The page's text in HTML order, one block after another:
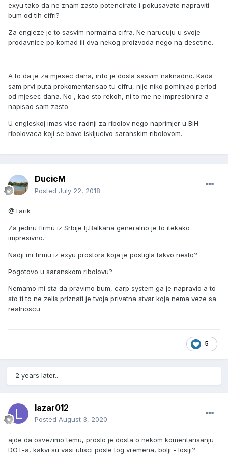
exyu tako da ne znam zasto potencirate i pokusavate napraviti
bum od tih cifri?
Za engleze je to sasvim normalna cifra. Ne narucuju u svoje
prodavnice po komad ili dva nekog proizvoda nego na desetine.
A to da je za mjesec dana, info je dosla sasvim naknadno. Kada
sam prvi puta prokomentarisao tu cifru, nije niko pominjao period
od mjesec dana. No , kao sto rekoh, ni to me ne impresionira a
napisao sam zasto.
U engleskoj imas vise radnji za ribolov nego naprimjer u BiH
ribolovaca koji se bave iskljucivo saranskim ribolovom.
DucicM
Posted July 22, 2018
@Tarik
Za jednu firmu iz Srbije tj.Balkana generalno je to itekako
impresivno.
Nadji mi firmu iz exyu prostora koja je postigla takvo nesto?
Pogotovo u saranskom ribolovu?
Nemamo mi sta da pravimo bum, carp system ga je napravio a to
sto ti to ne zelis priznati je tvoja privatna stvar koja nema veze sa
realnoscu.
5
2 years later...
lazar012
Posted August 3, 2020
ajde da osvezimo temu, proslo je dosta o nekom komentarisanju
DOT-a, kakvi su vasi utisci posle tog vremena, bolji - losiji?